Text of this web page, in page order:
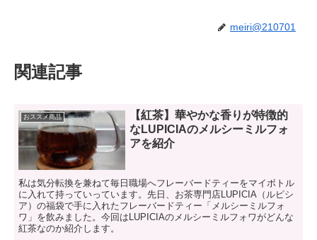
meiri@210701
関連記事
おススメ商品
【紅茶】華やかな香りが特徴的
なLUPICIAのメルシーミルフォ
アを紹介
私は気分転換を兼ねて毎日職場へフレーバードティーをマイボトル
に入れて持っていっています。先日、お茶専門店LUPICIA（ルピシ
ア）の福袋で手に入れたフレーバードティー「メルシーミルフォ
ワ」を飲みました。今回はLUPICIAのメルシーミルフォワがどんな
紅茶なのか紹介します。